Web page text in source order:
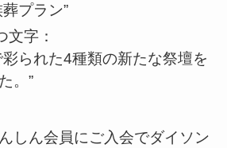
プラン”
文字：
彩られた4種類の新たな祭壇を
。”
しん会員にご入会でダイソン